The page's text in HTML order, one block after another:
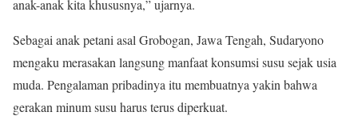
anak-anak kita khususnya,” ujarnya.
Sebagai anak petani asal Grobogan, Jawa Tengah, Sudaryono
mengaku merasakan langsung manfaat konsumsi susu sejak usia
muda. Pengalaman pribadinya itu membuatnya yakin bahwa
gerakan minum susu harus terus diperkuat.